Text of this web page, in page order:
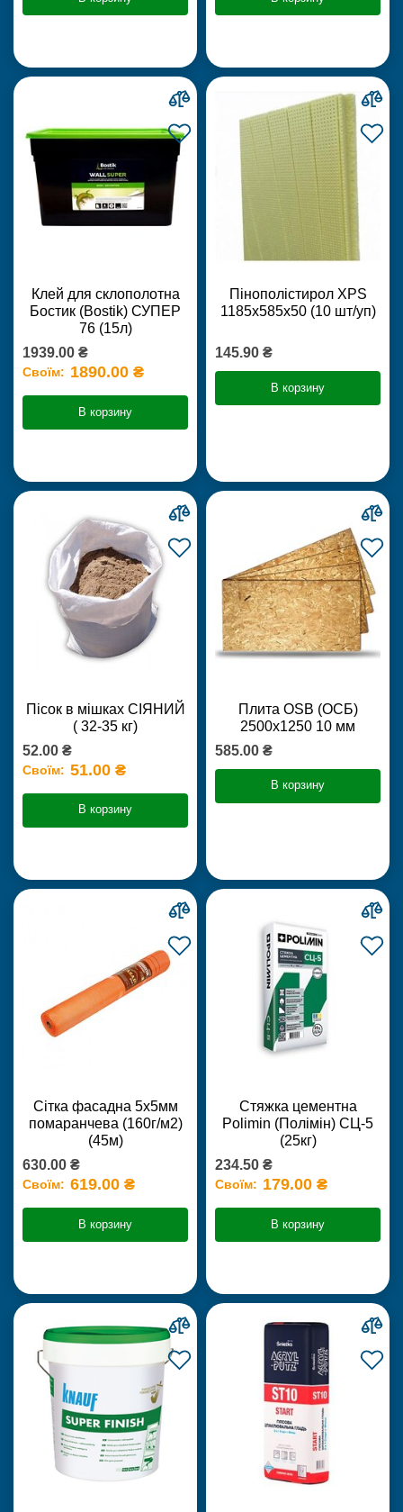
Клей для склополотна
Бостик (Bostik) СУПЕР
76 (15л)
1939.00 ₴
Своїм: 1890.00 ₴
В корзину
Пінополістирол XPS
1185х585х50 (10 шт/уп)
145.90 ₴
В корзину
Пісок в мішках СІЯНИЙ
( 32-35 кг)
52.00 ₴
Своїм: 51.00 ₴
В корзину
Плита OSB (ОСБ)
2500х1250 10 мм
585.00 ₴
В корзину
Сітка фасадна 5х5мм
помаранчева (160г/м2)
(45м)
630.00 ₴
Своїм: 619.00 ₴
В корзину
Стяжка цементна
Polimin (Полімін) СЦ-5
(25кг)
234.50 ₴
Своїм: 179.00 ₴
В корзину